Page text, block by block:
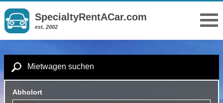
SpecialtyRentACar.com
est. 2002
Mietwagen suchen
Abholort